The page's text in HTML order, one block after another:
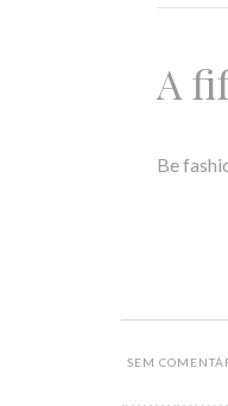
A
Be
SEM